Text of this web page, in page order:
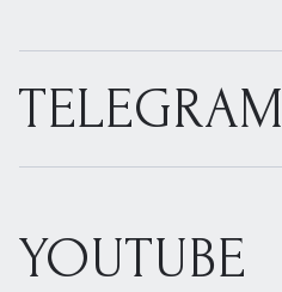
TELEGRAM
YOUTUBE